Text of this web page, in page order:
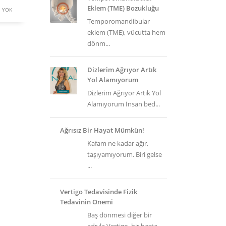
YOK
Eklem (TME) Bozukluğu
Temporomandibular
eklem (TME), vücutta hem
dönm...
Dizlerim Ağrıyor Artık
Yol Alamıyorum
Dizlerim Ağrıyor Artık Yol
Alamıyorum İnsan bed...
Ağrısız Bir Hayat Mümkün!
Kafam ne kadar ağır,
taşıyamıyorum. Biri gelse
...
Vertigo Tedavisinde Fizik
Tedavinin Önemi
Baş dönmesi diğer bir